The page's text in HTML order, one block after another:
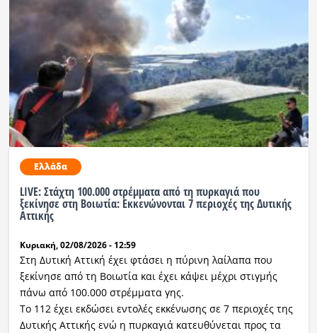
Ελλάδα
LIVE: Στάχτη 100.000 στρέμματα από τη πυρκαγιά που
ξεκίνησε στη Βοιωτία: Εκκενώνονται 7 περιοχές της Δυτικής
Αττικής
Κυριακή, 02/08/2026 - 12:59
Στη Δυτική Αττική έχει φτάσει η πύρινη λαίλαπα που
ξεκίνησε από τη Βοιωτία και έχει κάψει μέχρι στιγμής
πάνω από 100.000 στρέμματα γης.
Το 112 έχει εκδώσει εντολές εκκένωσης σε 7 περιοχές της
Δυτικής Αττικής ενώ η πυρκαγιά κατευθύνεται προς τα